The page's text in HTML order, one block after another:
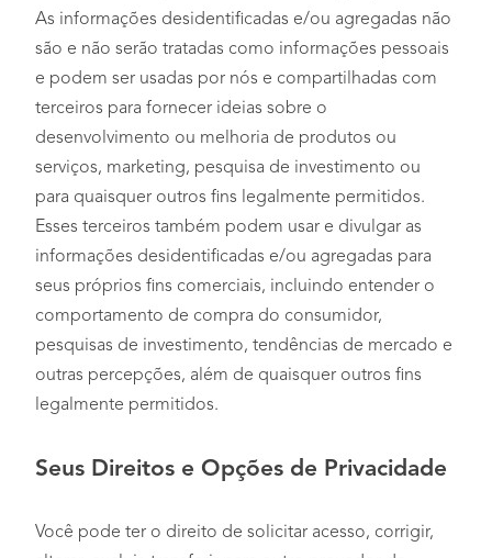
As informações desidentificadas e/ou agregadas não
são e não serão tratadas como informações pessoais
e podem ser usadas por nós e compartilhadas com
terceiros para fornecer ideias sobre o
desenvolvimento ou melhoria de produtos ou
serviços, marketing, pesquisa de investimento ou
para quaisquer outros fins legalmente permitidos.
Esses terceiros também podem usar e divulgar as
informações desidentificadas e/ou agregadas para
seus próprios fins comerciais, incluindo entender o
comportamento de compra do consumidor,
pesquisas de investimento, tendências de mercado e
outras percepções, além de quaisquer outros fins
legalmente permitidos.
Seus Direitos e Opções de Privacidade
Você pode ter o direito de solicitar acesso, corrigir,